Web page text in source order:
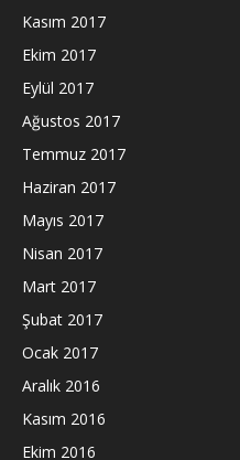
Kasım 2017
Ekim 2017
Eylül 2017
Ağustos 2017
Temmuz 2017
Haziran 2017
Mayıs 2017
Nisan 2017
Mart 2017
Şubat 2017
Ocak 2017
Aralık 2016
Kasım 2016
Ekim 2016